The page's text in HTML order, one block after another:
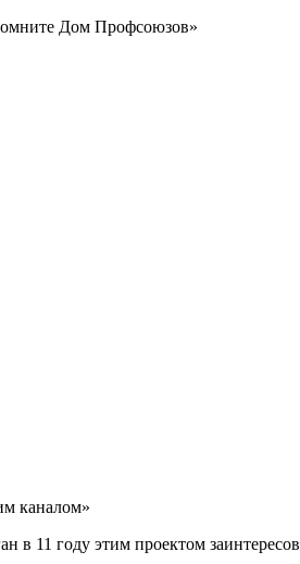
Дом Профсоюзов»
каналом»
11 году этим проектом